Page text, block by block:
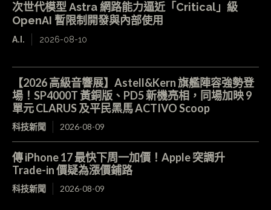
次世代模型 Astra 網路能力逼近「Critical」級
OpenAI 暫限制開發與內部使用
A.I. 2026-08-10
【2026 高級音響展】Astell&Kern 旗艦陣容強勢登
場！SP4000T 黃銅版、PD5 新機亮相，同場加映 9
單元 CLARUS 及平民黑馬 ACTIVO Scoop
科技新聞 2026-08-09
傳 iPhone 17 最快下周一加價！Apple 突調升
Trade-in 價疑為漲價鋪路
科技新聞 2026-08-09